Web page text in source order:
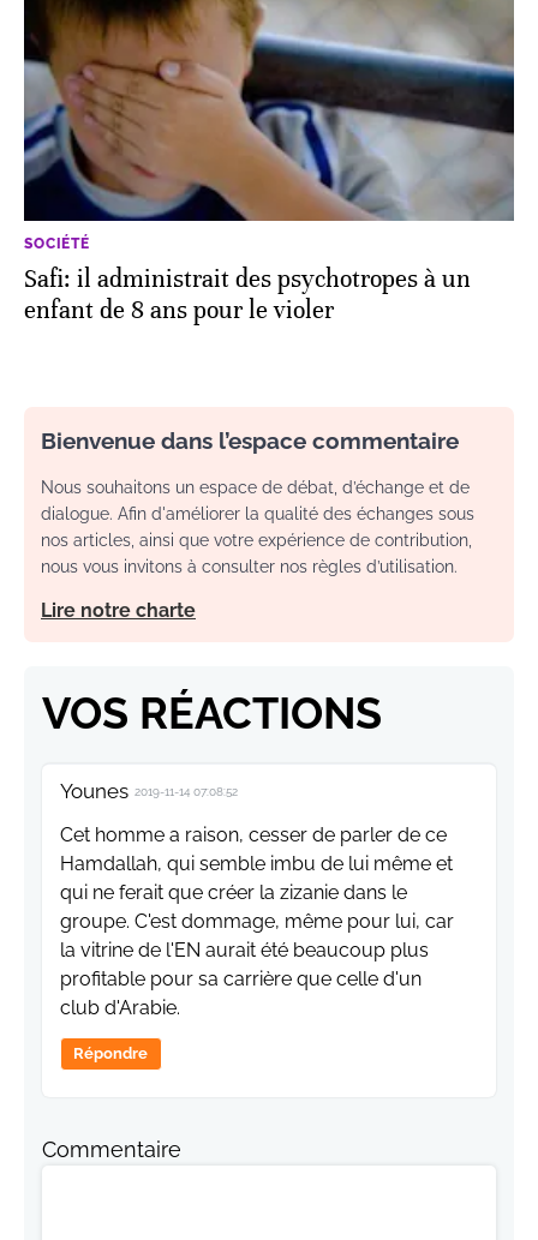
SOCIÉTÉ
Safi: il administrait des psychotropes à un
enfant de 8 ans pour le violer
Bienvenue dans l’espace commentaire
Nous souhaitons un espace de débat, d’échange et de
dialogue. Afin d'améliorer la qualité des échanges sous
nos articles, ainsi que votre expérience de contribution,
nous vous invitons à consulter nos règles d’utilisation.
Lire notre charte
VOS RÉACTIONS
Younes 2019-11-14 07:08:52
Cet homme a raison, cesser de parler de ce
Hamdallah, qui semble imbu de lui même et
qui ne ferait que créer la zizanie dans le
groupe. C'est dommage, même pour lui, car
la vitrine de l'EN aurait été beaucoup plus
profitable pour sa carrière que celle d'un
club d'Arabie.
Répondre
Commentaire